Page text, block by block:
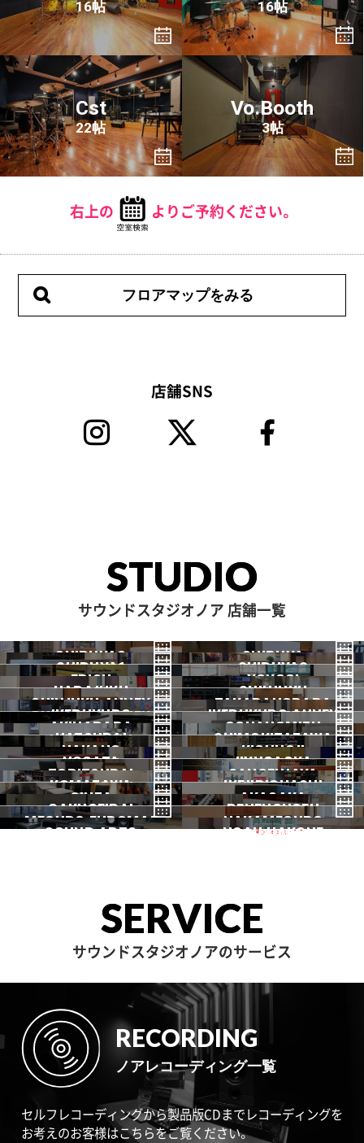
16帖 16帖
Cst
22帖
Vo.Booth
3帖
右上の よりご予約ください。
フロアマップをみる
店舗SNS
STUDIO
サウンドスタジオノア 店舗一覧
SHIBUYA3
渋谷3号
2026.07 OPEN
SHIBUYA
渋谷本店
SHIBUYA1
渋谷1号
SHIBUYA2
渋谷2号
EBISU
恵比寿
YOYOGI
代々木
HARAJUKU
原宿
SHINJUKU
新宿
SHINJUKU ANNEX
新宿ANNEX
TAKADANOBABA
高田馬場
IKEBUKURO
池袋
IKEBUKURO ANNEX
池袋ANNEX
AKIHABARA
秋葉原
OCHANOMIZU
御茶ノ水
HATSUDAI
初台
SHIMOKITAZAWA
下北沢
NAKANO
中野
KICHIJOJI
吉祥寺
NOGATA
野方
JIYUGAOKA
自由が丘
TORITSUDAI
都立大
SANGENJAYA
三軒茶屋
KOMAZAWA
駒沢
IKEJIRIOHASHI
池尻大橋
一時閉店中
GINZA
銀座
AKASAKA
赤坂
GAKUGEIDAI
学芸大
DENENCHOFU
田園調布
MEGURO FUDOMAE NAKAMEGURO
中目黒
SOUND ARTS NOAH HAKONE
SERVICE
サウンドスタジオノアのサービス
RECORDING
ノアレコーディング一覧
セルフレコーディングから製品版CDまでレコーディングを
お考えのお客様はこちらをご覧ください。